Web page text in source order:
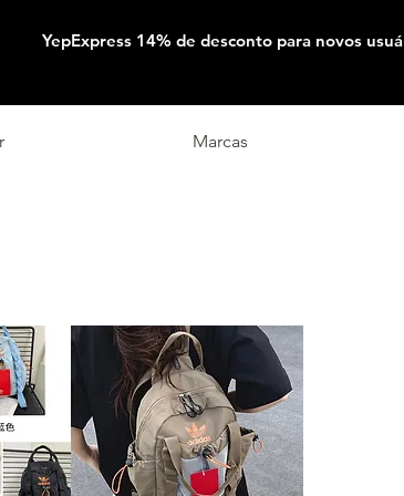
YepExpress 14% de desconto para novos
Marcas